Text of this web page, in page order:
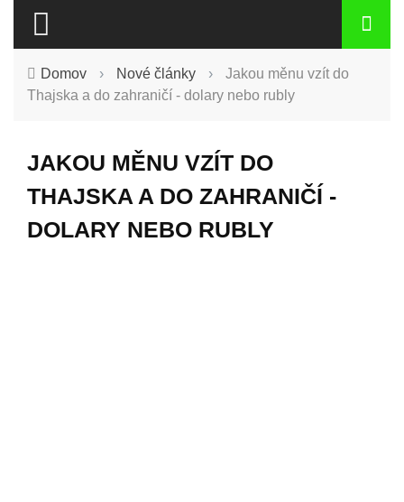
Domov › Nové články ›
Jakou měnu vzít do
Thajska a do zahraničí - dolary nebo rubly
JAKOU MĚNU VZÍT DO
THAJSKA A DO ZAHRANIČÍ -
DOLARY NEBO RUBLY